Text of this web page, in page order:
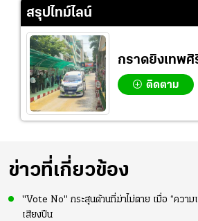
สรุปไทม์ไลน์
กราดยิงเทพ
ติดตาม
ข่าวที่เกี่ยวข้อง
"Vote No" กระสุนด้านที่ฆ่าไม่ตาย เมื่อ “ความ
เสียงปืน